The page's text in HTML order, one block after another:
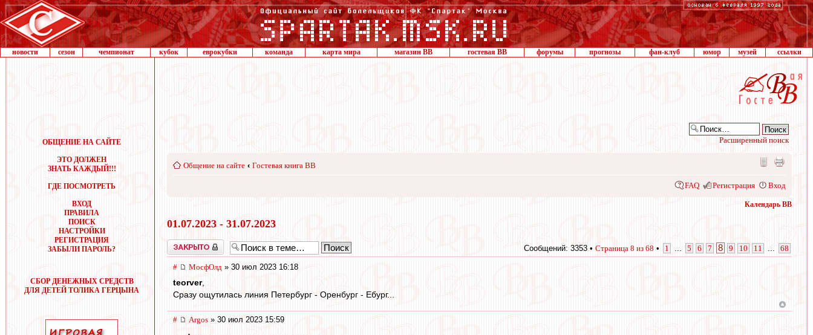
новости сезон чемпионат кубок еврокубки команда карта мира магазин ВВ гостевая ВВ форумы прогнозы фан-клуб юмор музей ссылки
ОБЩЕНИЕ НА САЙТЕ
ЭТО ДОЛЖЕН
ЗНАТЬ КАЖДЫЙ!!!
ГДЕ ПОСМОТРЕТЬ
ВХОД
ПРАВИЛА
ПОИСК
НАСТРОЙКИ
РЕГИСТРАЦИЯ
ЗАБЫЛИ ПАРОЛЬ?
СБОР ДЕНЕЖНЫХ СРЕДСТВ
ДЛЯ ДЕТЕЙ ТОЛИКА ГЕРЦЫНА
Расширенный поиск
Общение на сайте ‹ Гостевая книга ВВ
FAQ Регистрация Вход
Календарь ВВ
01.07.2023 - 31.07.2023
Закрыто Сообщений: 3353 • Страница 8 из 68 • 1 5 6 7 8 9 10 11 68
# МосфОлд » 30 июл 2023 16:18
teorver,
Сразу ощутилась линия Петербург - Оренбург - Ебург...
# Argos » 30 июл 2023 15:59